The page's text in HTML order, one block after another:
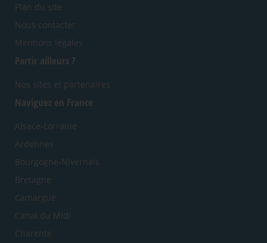
Plan du site
Nous contacter
Mentions légales
Partir ailleurs ?
Nos sites et partenaires
Naviguez en France
Alsace-Lorraine
Ardennes
Bourgogne-Nivernais
Bretagne
Camargue
Canal du Midi
Charente